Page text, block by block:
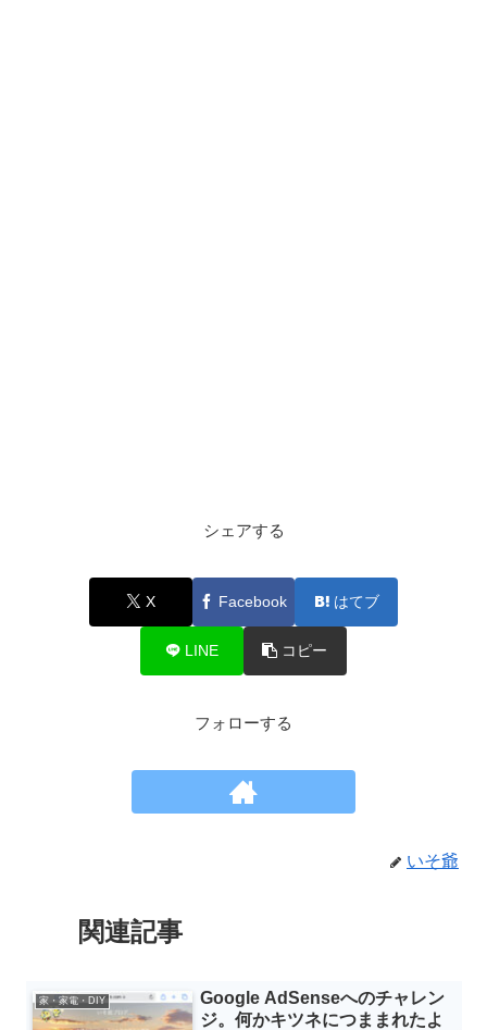
シェアする
X Facebook はてブ
LINE コピー
フォローする
いそ爺
関連記事
家・家電・DIY
Google AdSenseへのチャレン
ジ。何かキツネにつままれたよ